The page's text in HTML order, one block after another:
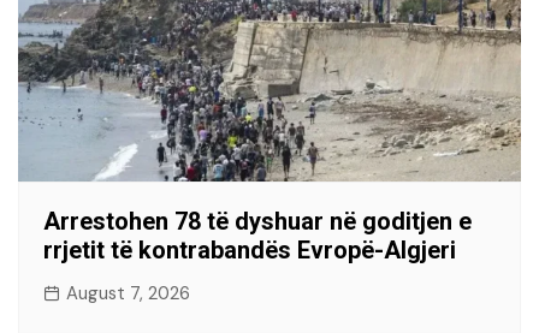
Arrestohen 78 të dyshuar në goditjen e
rrjetit të kontrabandës Evropë-Algjeri
August 7, 2026